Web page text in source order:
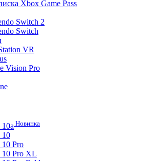
Xbox Game Pass
Switch 2
Switch
VR
Vision Pro
Новинка
10
10 Pro
10 Pro XL